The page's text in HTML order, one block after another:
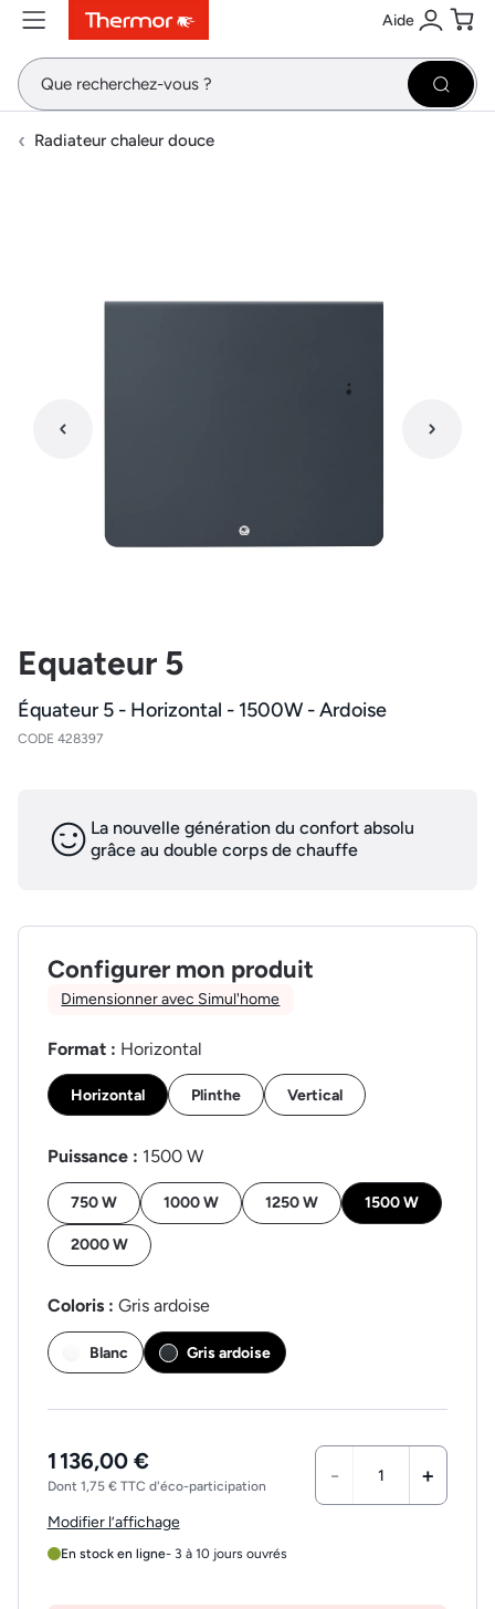
ContenuMenuRecherche Aide
Se
Radiateur chaleur douce
Equateur 5
Équateur 5 - Horizontal - 1500W - Ardoise
CODE 428397
La nouvelle génération du confort absolu
grâce au double corps de chauffe
Configurer mon produit
Dimensionner avec Simul'home
Format : Horizontal
Horizontal Plinthe Vertical
Puissance : 1500 W
750 W 1000 W 1250 W 1500 W
2000 W
Coloris : Gris ardoise
Blanc Gris ardoise
1 136,00 €
Dont 1,75 € TTC d'éco-participation - +
Modifier l’affichage
En stock en ligne- 3 à 10 jours ouvrés